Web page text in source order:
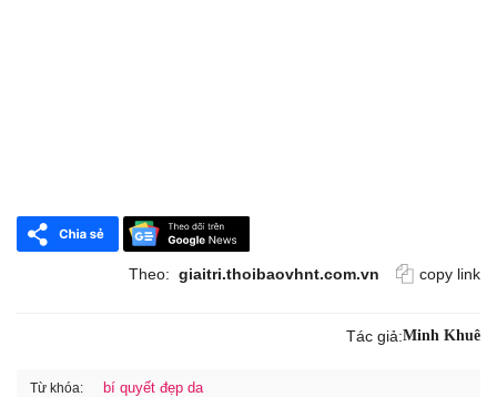
Theo: giaitri.thoibaovhnt.com.vn copy link
Tác giả:Minh Khuê
Từ khóa: bí quyết đẹp da